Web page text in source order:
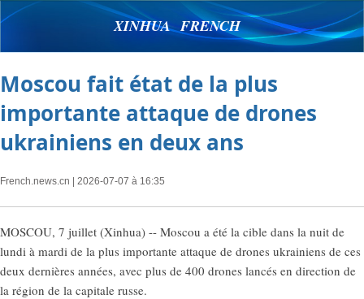
XINHUA FRENCH
Moscou fait état de la plus
importante attaque de drones
ukrainiens en deux ans
French.news.cn | 2026-07-07 à 16:35
MOSCOU, 7 juillet (Xinhua) -- Moscou a été la cible dans la nuit de
lundi à mardi de la plus importante attaque de drones ukrainiens de ces
deux dernières années, avec plus de 400 drones lancés en direction de
la région de la capitale russe.